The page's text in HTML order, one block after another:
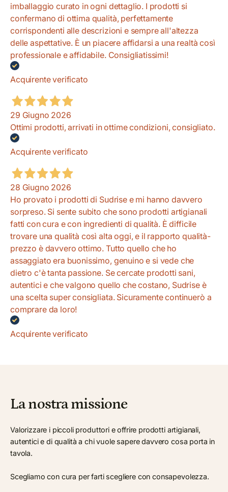
imballaggio curato in ogni dettaglio. I prodotti si
confermano di ottima qualità, perfettamente
corrispondenti alle descrizioni e sempre all'altezza
delle aspettative. È un piacere affidarsi a una realtà così
professionale e affidabile. Consigliatissimi!
Acquirente verificato
29 Giugno 2026
Ottimi prodotti, arrivati in ottime condizioni, consigliato.
Acquirente verificato
28 Giugno 2026
Ho provato i prodotti di Sudrise e mi hanno davvero
sorpreso. Si sente subito che sono prodotti artigianali
fatti con cura e con ingredienti di qualità. È difficile
trovare una qualità così alta oggi, e il rapporto qualità-
prezzo è davvero ottimo. Tutto quello che ho
assaggiato era buonissimo, genuino e si vede che
dietro c'è tanta passione. Se cercate prodotti sani,
autentici e che valgono quello che costano, Sudrise è
una scelta super consigliata. Sicuramente continuerò a
comprare da loro!
Acquirente verificato
La nostra missione
Valorizzare i piccoli produttori e offrire prodotti artigianali,
autentici e di qualità a chi vuole sapere davvero cosa porta in
tavola.
Scegliamo con cura per farti scegliere con consapevolezza.